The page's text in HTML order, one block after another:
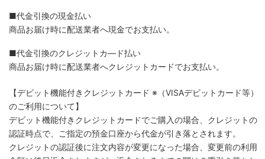
■代金引換の現金払い
商品お届け時に配送業者へ現金でお支払い。
■代金引換のクレジットカ―ド払い
商品お届け時に配送業者へクレジットカードでお支払い。
【デビット機能付きクレジットカード ※（VISAデビットカード等）
のご利用について】
デビット機能付きクレジットカードでご購入の場合、クレジットの
認証時点で、ご指定の預金口座から代金が引き落とされます。
クレジットの認証後に注文内容が変更になった場合、変更前の利用